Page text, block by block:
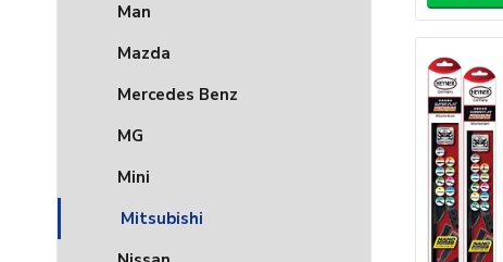
Man
Mazda
Mercedes Benz
MG
Mini
Mitsubishi